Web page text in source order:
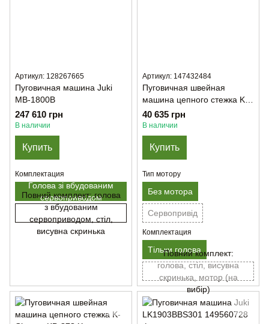
Артикул: 128267665
Пуговичная машина Juki
MB-1800B
247 610 грн
В наличии
Купить
Комплектация
Голова зі вбудованим
сервоприводом
Повний комплект: голова
з вбудованим
сервоприводом, стіл,
висувна скринька
Артикул: 147432484
Пуговичная швейная
машина цепного стежка K-
Chance KB-373
40 635 грн
В наличии
Купить
Тип мотору
Без мотора
Сервопривід
Комплектация
Тільки голова
Повний комплект:
голова, стіл, висувна
скринька, мотор (на
вибір)